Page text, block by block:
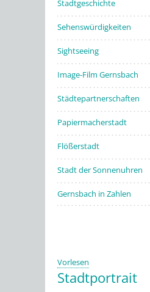
Stadtgeschichte
Sehenswürdigkeiten
Sightseeing
Image-Film Gernsbach
Städtepartnerschaften
Papiermacherstadt
Flößerstadt
Stadt der Sonnenuhren
Gernsbach in Zahlen
Vorlesen
Stadtportrait